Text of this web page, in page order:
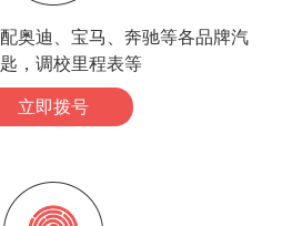
奥迪、宝马、奔驰等各品牌汽
，调校里程表等
立即拨号